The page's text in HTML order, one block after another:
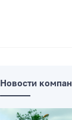
Новости